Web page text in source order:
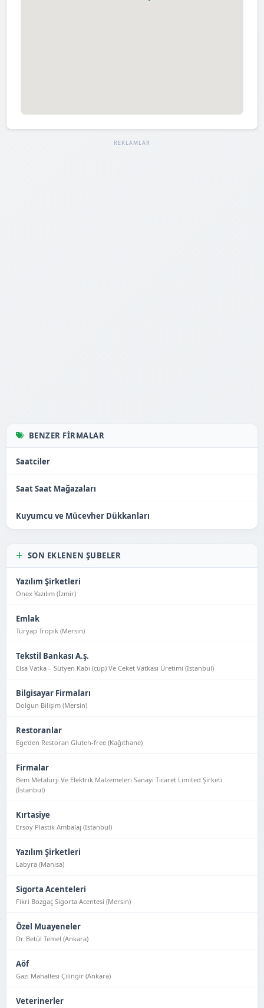
REKLAMLAR
BENZER FIRMALAR
Saatciler
Saat Saat Mağazaları
Kuyumcu ve Mücevher Dükkanları
SON EKLENEN ŞUBELER
Yazılım Şirketleri
Onex Yazılım (İzmir)
Emlak
Turyap Tropik (Mersin)
Tekstil Bankası A.ş.
Elsa Vatka – Sütyen Kabı (cup) Ve Ceket Vatkası Üretimi (İstanbul)
Bilgisayar Firmaları
Dolgun Bilişim (Mersin)
Restoranlar
Ege'den Restoran Gluten-free (Kağıthane)
Firmalar
Bem Metalürji Ve Elektrik Malzemeleri Sanayi Ticaret Limited Şirketi
(İstanbul)
Kırtasiye
Ersoy Plastik Ambalaj (İstanbul)
Yazılım Şirketleri
Labyra (Manisa)
Sigorta Acenteleri
Fikri Bozgaç Sigorta Acentesi (Mersin)
Özel Muayeneler
Dr. Betül Temel (Ankara)
Aöf
Gazi Mahallesi Çilingir (Ankara)
Veterinerler